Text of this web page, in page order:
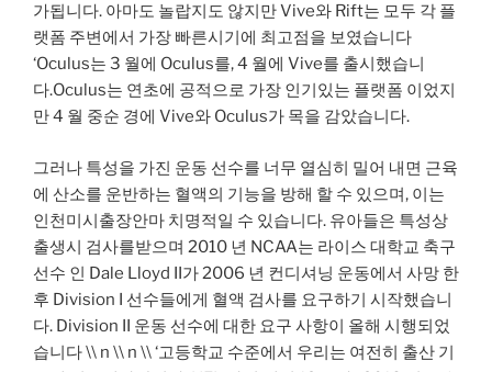
가됩니다. 아마도 놀랍지도 않지만 Vive와 Rift는 모두 각 플
랫폼 주변에서 가장 빠른시기에 최고점을 보였습니다
‘Oculus는 3 월에 Oculus를, 4 월에 Vive를 출시했습니
다.Oculus는 연초에 공적으로 가장 인기있는 플랫폼 이었지
만 4 월 중순 경에 Vive와 Oculus가 목을 감았습니다.
그러나 특성을 가진 운동 선수를 너무 열심히 밀어 내면 근육
에 산소를 운반하는 혈액의 기능을 방해 할 수 있으며, 이는
인천미시출장안마 치명적일 수 있습니다. 유아들은 특성상
출생시 검사를받으며 2010 년 NCAA는 라이스 대학교 축구
선수 인 Dale Lloyd II가 2006 년 컨디셔닝 운동에서 사망 한
후 Division I 선수들에게 혈액 검사를 요구하기 시작했습니
다. Division II 운동 선수에 대한 요구 사항이 올해 시행되었
습니다 \\ n \\ n \\ ‘고등학교 수준에서 우리는 여전히 출산 기